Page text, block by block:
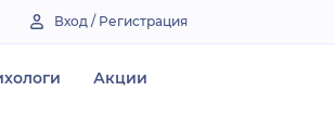
Вход / Регистрация
Акции